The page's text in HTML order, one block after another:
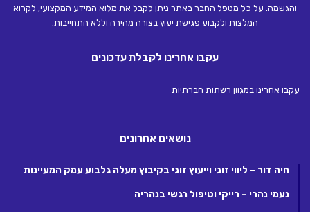
והגשמה. על כל מטפל החבר באתר ניתן לקבל את מלוא המידע המקצועי, לקרוא
המלצות ולקבוע פגישת יעוץ בצורה מהירה וללא התחייבות.
עקבו אחרינו לקבלת עדכונים
עקבו אחרינו במגוון רשתות חברתיות
נושאים אחרונים
חיה דור – ליווי זוגי וייעוץ זוגי בקיבוץ מעלה גלבוע עמק המעיינות
נעמי נהרי – רייקי וטיפול רגשי בנהריה